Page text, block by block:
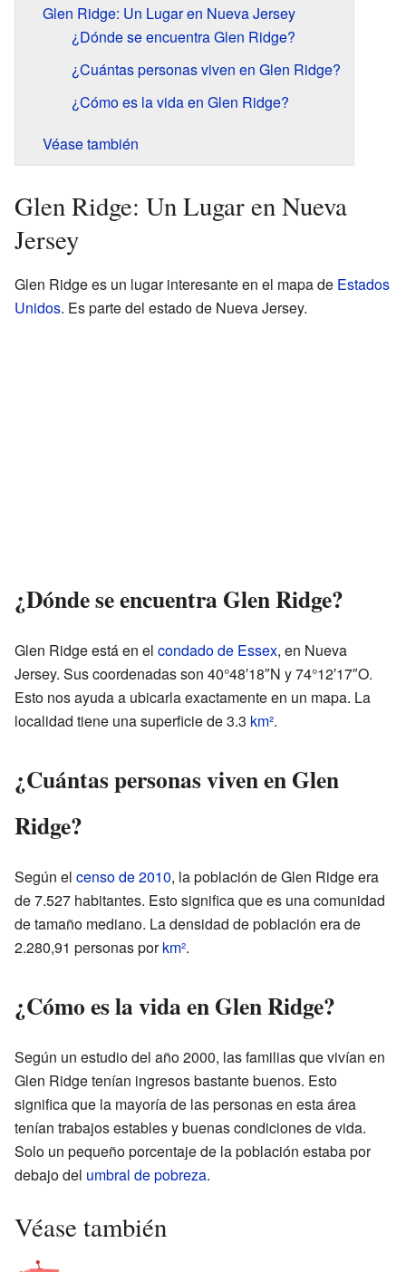
Glen Ridge: Un Lugar en Nueva Jersey
¿Dónde se encuentra Glen Ridge?
¿Cuántas personas viven en Glen Ridge?
¿Cómo es la vida en Glen Ridge?
Véase también
Glen Ridge: Un Lugar en Nueva
Jersey
Glen Ridge es un lugar interesante en el mapa de Estados
Unidos. Es parte del estado de Nueva Jersey.
¿Dónde se encuentra Glen Ridge?
Glen Ridge está en el condado de Essex, en Nueva
Jersey. Sus coordenadas son 40°48′18″N y 74°12′17″O.
Esto nos ayuda a ubicarla exactamente en un mapa. La
localidad tiene una superficie de 3.3 km².
¿Cuántas personas viven en Glen
Ridge?
Según el censo de 2010, la población de Glen Ridge era
de 7.527 habitantes. Esto significa que es una comunidad
de tamaño mediano. La densidad de población era de
2.280,91 personas porkm².
¿Cómo es la vida en Glen Ridge?
Según un estudio del año 2000, las familias que vivían en
Glen Ridge tenían ingresos bastante buenos. Esto
significa que la mayoría de las personas en esta área
tenían trabajos estables y buenas condiciones de vida.
Solo un pequeño porcentaje de la población estaba por
debajo del umbral de pobreza.
Véase también